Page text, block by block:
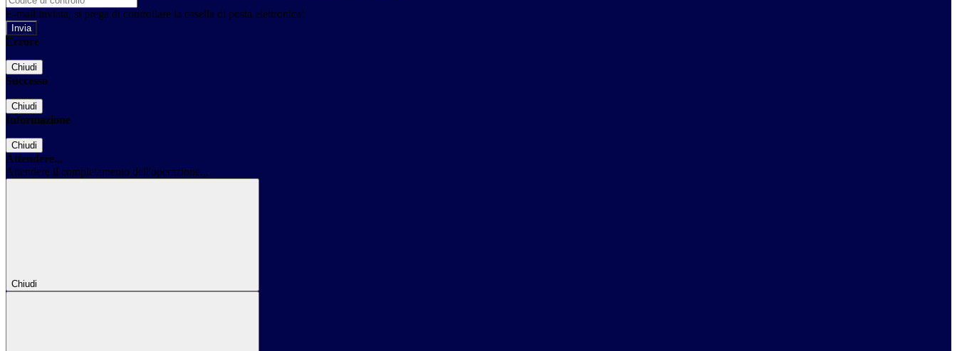
E-mail inviata, si prega di controllare la casella di posta elettronica!
Errore
Chiudi
Successo
Chiudi
Informazione
Chiudi
Attendere...
Attendere il completamento dell'operazione...
Chiudi